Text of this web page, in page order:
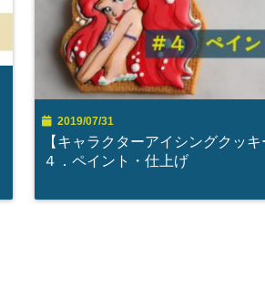
2019/07/31
【キャラクターアイシングクッキ
４．ペイント・仕上げ